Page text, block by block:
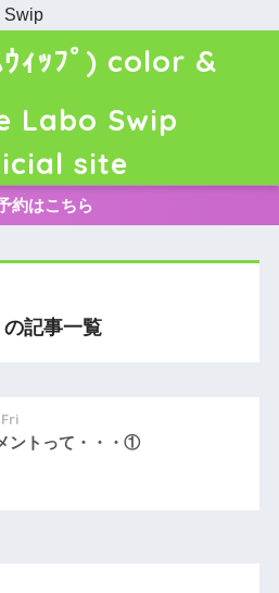
Swip
ｨｯﾌﾟ) color &
Labo Swip
site
約はこちら
の記事一覧
ントって・・・①